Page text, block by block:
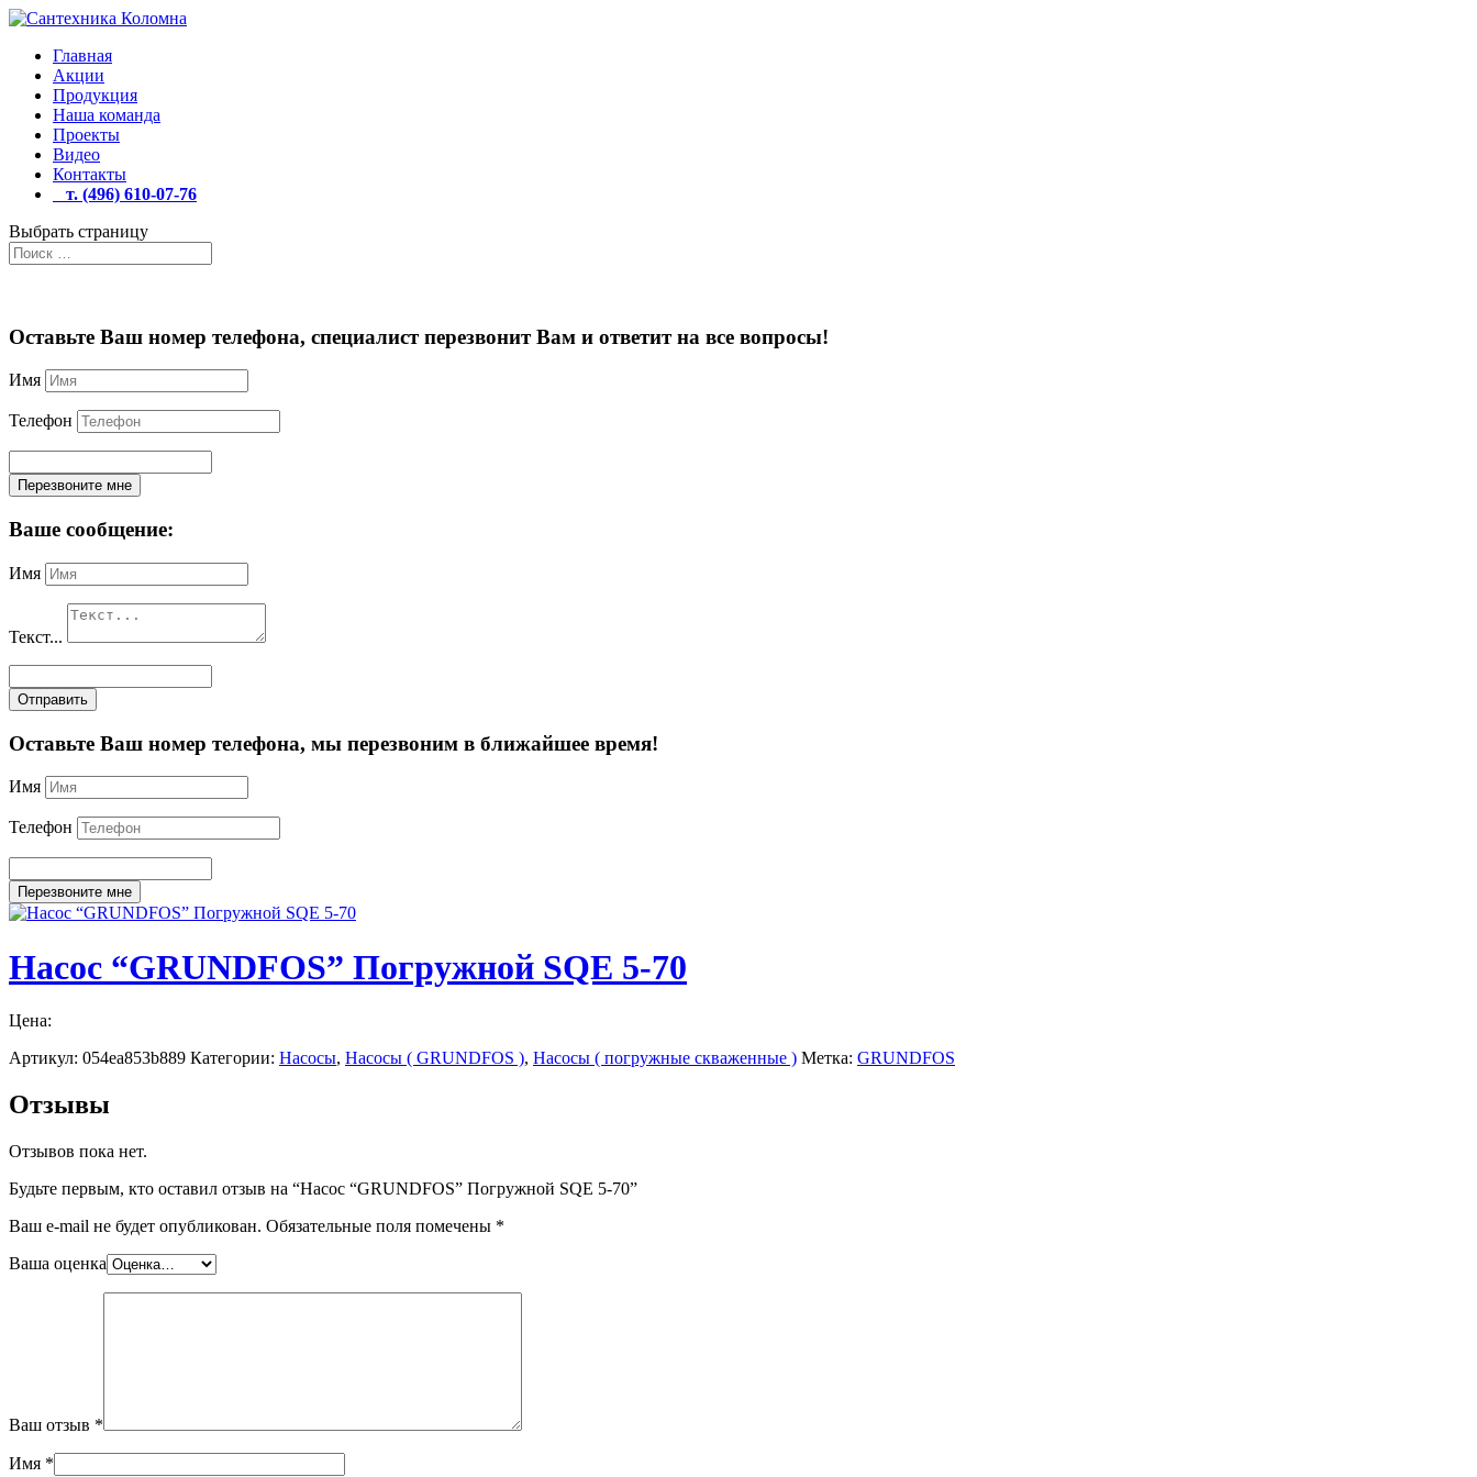
Главная
Акции
Продукция
Наша команда
Проекты
Видео
Контакты
т. (496) 610-07-76
Выбрать страницу
Оставьте Ваш номер телефона, специалист перезвонит Вам и ответит на все вопросы!
Имя
Телефон
Перезвоните мне
Ваше сообщение:
Имя
Текст...
Отправить
Оставьте Ваш номер телефона, мы перезвоним в ближайшее время!
Имя
Телефон
Перезвоните мне
Насос “GRUNDFOS” Погружной SQE 5-70
Цена:
Артикул: 054ea853b889 Категории: Насосы, Насосы ( GRUNDFOS ), Насосы ( погружные скваженные ) Метка: GRUNDFOS
Отзывы
Отзывов пока нет.
Будьте первым, кто оставил отзыв на “Насос “GRUNDFOS” Погружной SQE 5-70”
Ваш e-mail не будет опубликован. Обязательные поля помечены *
Ваша оценка
Ваш отзыв *
Имя *